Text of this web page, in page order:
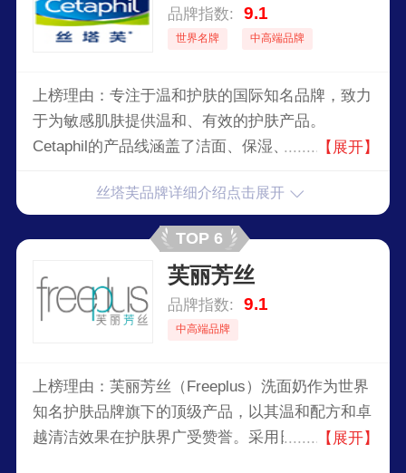
品牌指数: 9.1
世界名牌 中高端品牌
上榜理由：专注于温和护肤的国际知名品牌，致力
于为敏感肌肤提供温和、有效的护肤产品。
Cetaphil的产品线涵盖了洁面、保湿、身体护理等
方，帮助用户改善和维护皮肤的健康。
【展开】
丝塔芙品牌详细介绍点击展开
TOP 6
芙丽芳丝
品牌指数: 9.1
中高端品牌
上榜理由：芙丽芳丝（Freeplus）洗面奶作为世界
知名护肤品牌旗下的顶级产品，以其温和配方和卓
越清洁效果在护肤界广受赞誉。采用日本先进科技
【展开】